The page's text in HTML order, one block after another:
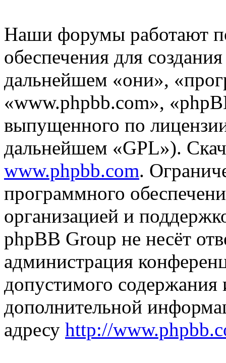
Наши форумы работают
обеспечения для
дальнейшем «они»,
«www.phpbb.com»,
выпущенного по
дальнейшем «GPL»).
www.phpbb.com.
программного
организацией и
phpBB Group не несёт
администрация
допустимого
дополнительной
адресу http://